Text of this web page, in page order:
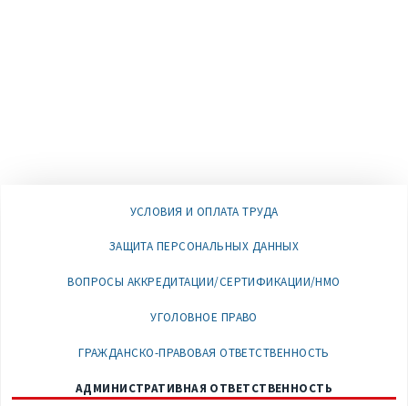
УСЛОВИЯ И ОПЛАТА ТРУДА
ЗАЩИТА ПЕРСОНАЛЬНЫХ ДАННЫХ
ВОПРОСЫ АККРЕДИТАЦИИ/СЕРТИФИКАЦИИ/НМО
УГОЛОВНОЕ ПРАВО
ГРАЖДАНСКО-ПРАВОВАЯ ОТВЕТСТВЕННОСТЬ
АДМИНИСТРАТИВНАЯ ОТВЕТСТВЕННОСТЬ